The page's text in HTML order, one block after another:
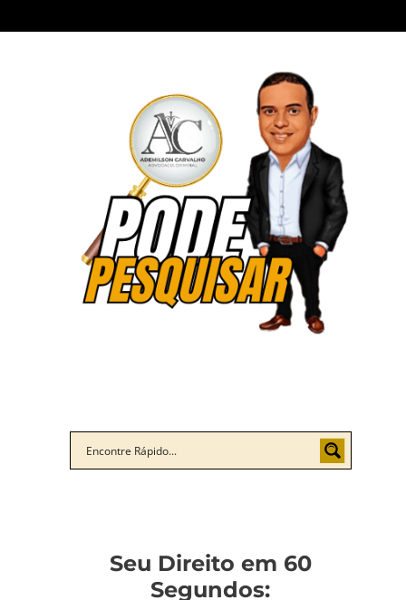
Seu Direito em 60
Segundos: